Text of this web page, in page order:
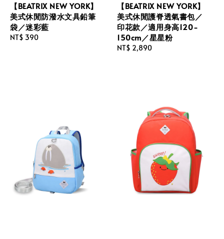
【BEATRIX NEW YORK】
美式休閒防潑水文具鉛筆
袋／迷彩藍
Regular
NT$ 390
【BEATRIX NEW YORK】
美式休閒護脊透氣書包／
印花款／適用身高120-
150cm／星星粉
Regular
NT$ 2,890